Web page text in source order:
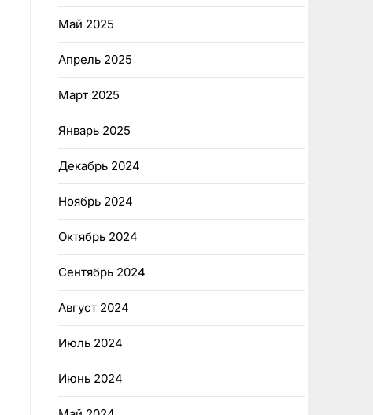
Май 2025
Апрель 2025
Март 2025
Январь 2025
Декабрь 2024
Ноябрь 2024
Октябрь 2024
Сентябрь 2024
Август 2024
Июль 2024
Июнь 2024